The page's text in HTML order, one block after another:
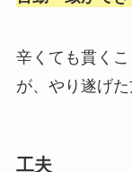
辛くても貫く
が、やり遂げた
工夫